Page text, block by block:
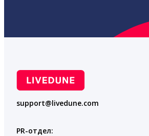
support@livedune.com
PR-отдел: